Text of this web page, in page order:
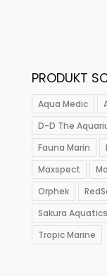
PRODUKT
Aqua Medic
D-D The
Fauna Marin
Maxspect
Orphek
Sakura Aquatics
Tropic Marine